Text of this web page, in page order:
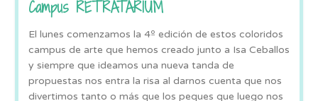
Campus RETRATARIUM
El lunes comenzamos la 4º edición de estos coloridos
campus de arte que hemos creado junto a Isa Ceballos
y siempre que ideamos una nueva tanda de
propuestas nos entra la risa al darnos cuenta que nos
divertimos tanto o más que los peques que luego nos